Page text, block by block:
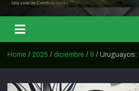
Home 2025 diciembre 9 Uruguayos: